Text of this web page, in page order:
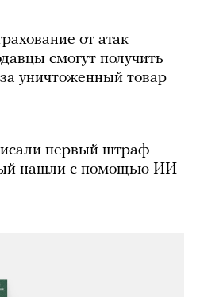
от атак
смогут получить
уничтоженный товар
первый штраф
нашли с помощью ИИ